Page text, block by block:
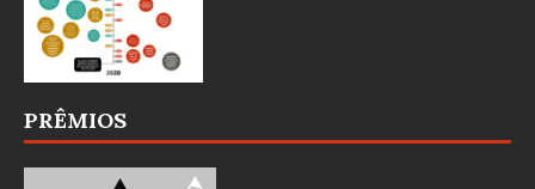
PRÊMIOS